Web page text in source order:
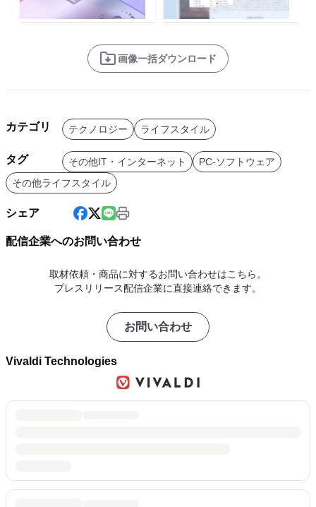
画像一括ダウンロード
カテゴリ テクノロジー ライフスタイル
タグ その他IT・インターネット
PC-ソフトウェア
その他ライフスタイル
シェア
配信企業へのお問い合わせ
取材依頼・商品に対するお問い合わせはこちら。
プレスリリース配信企業に直接連絡できます。
お問い合わせ
Vivaldi Technologies